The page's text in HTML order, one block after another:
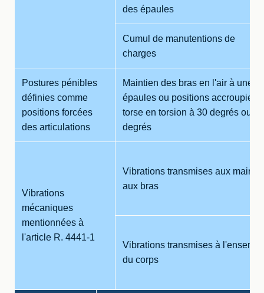
des épaules
Cumul de manutentions de
charges
Postures pénibles
définies comme
positions forcées
des articulations
Maintien des bras en l'air à une
épaules ou positions accroupies
torse en torsion à 30 degrés ou
degrés
Vibrations
mécaniques
mentionnées à
l'article R. 4441-1
Vibrations transmises aux mains
aux bras
Vibrations transmises à
du corps